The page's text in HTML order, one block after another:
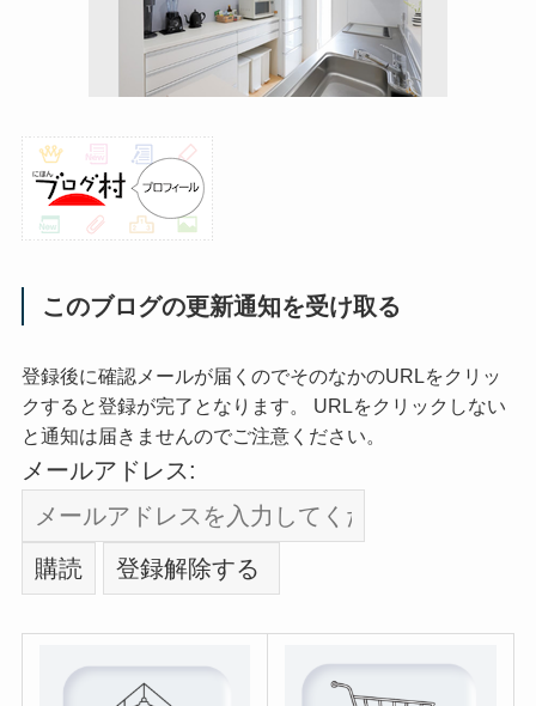
このブログの更新通知を受け取る
登録後に確認メールが届くのでそのなかのURLをクリッ
クすると登録が完了となります。 URLをクリックしない
と通知は届きませんのでご注意ください。
メールアドレス: